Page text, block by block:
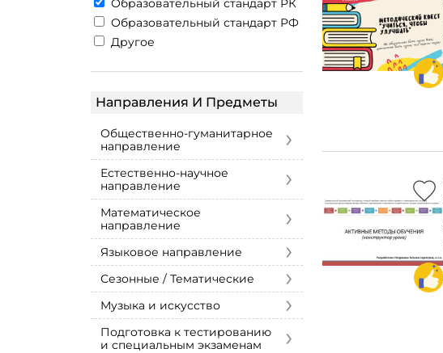
Образовательный стандарт РК
Образовательный стандарт РФ
Другое
Направления И Предметы
Общественно-гуманитарное
направление
›
Естественно-научное
направление
›
Математическое
направление
›
Языковое направление ›
Сезонные / Тематические ›
Музыка и искусство ›
Подготовка к тестированию
и специальным экзаменам
›